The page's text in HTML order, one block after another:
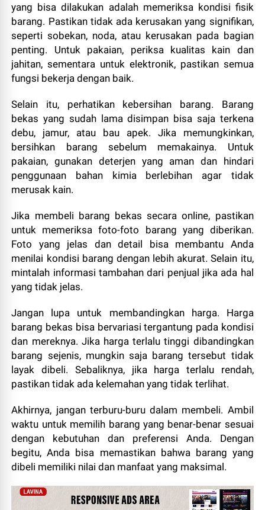
yang bisa dilakukan adalah memeriksa kondisi fisik
barang. Pastikan tidak ada kerusakan yang signifikan,
seperti sobekan, noda, atau kerusakan pada bagian
penting. Untuk pakaian, periksa kualitas kain dan
jahitan, sementara untuk elektronik, pastikan semua
fungsi bekerja dengan baik.
Selain itu, perhatikan kebersihan barang. Barang
bekas yang sudah lama disimpan bisa saja terkena
debu, jamur, atau bau apek. Jika memungkinkan,
bersihkan barang sebelum memakainya. Untuk
pakaian, gunakan deterjen yang aman dan hindari
penggunaan bahan kimia berlebihan agar tidak
merusak kain.
Jika membeli barang bekas secara online, pastikan
untuk memeriksa foto-foto barang yang diberikan.
Foto yang jelas dan detail bisa membantu Anda
menilai kondisi barang dengan lebih akurat. Selain itu,
mintalah informasi tambahan dari penjual jika ada hal
yang tidak jelas.
Jangan lupa untuk membandingkan harga. Harga
barang bekas bisa bervariasi tergantung pada kondisi
dan mereknya. Jika harga terlalu tinggi dibandingkan
barang sejenis, mungkin saja barang tersebut tidak
layak dibeli. Sebaliknya, jika harga terlalu rendah,
pastikan tidak ada kelemahan yang tidak terlihat.
Akhirnya, jangan terburu-buru dalam membeli. Ambil
waktu untuk memilih barang yang benar-benar sesuai
dengan kebutuhan dan preferensi Anda. Dengan
begitu, Anda bisa memastikan bahwa barang yang
dibeli memiliki nilai dan manfaat yang maksimal.